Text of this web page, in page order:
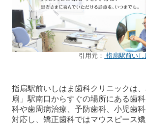
引用元： 指扇駅前い
指扇駅前いしはま歯科クリニックは
扇」駅南口からすぐの場所にある歯
科や歯周病治療、予防歯科、小児歯
対応し、矯正歯科ではマウスピース